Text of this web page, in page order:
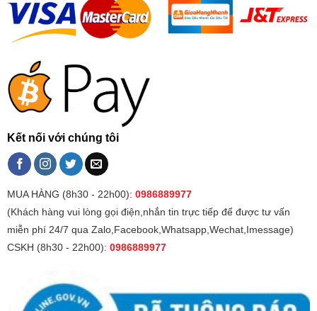
Kết nối với chúng tôi
MUA HÀNG (8h30 - 22h00): 0986889977
(Khách hàng vui lòng gọi điện,nhắn tin trực tiếp để được tư vấn
miễn phí 24/7 qua Zalo,Facebook,Whatsapp,Wechat,Imessage)
CSKH (8h30 - 22h00): 0986889977